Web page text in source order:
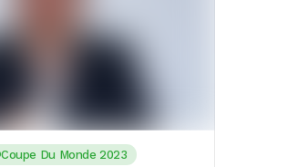
Coupe Du Monde 2023